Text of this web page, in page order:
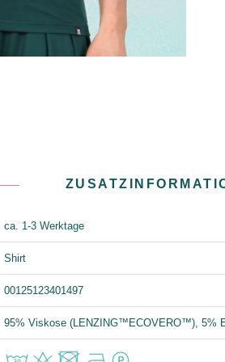
ca. 1-3 Werktage
Shirt
00125123401497
95% Viskose (LENZING™ECOVERO™), 5%